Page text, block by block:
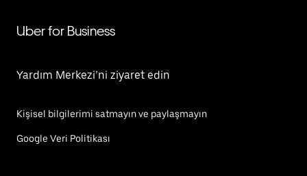
Uber for Business
Yardım Merkezi’ni ziyaret edin
Kişisel bilgilerimi satmayın ve paylaşmayın
Google Veri Politikası